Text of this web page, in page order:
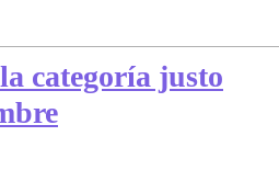
categoría justo